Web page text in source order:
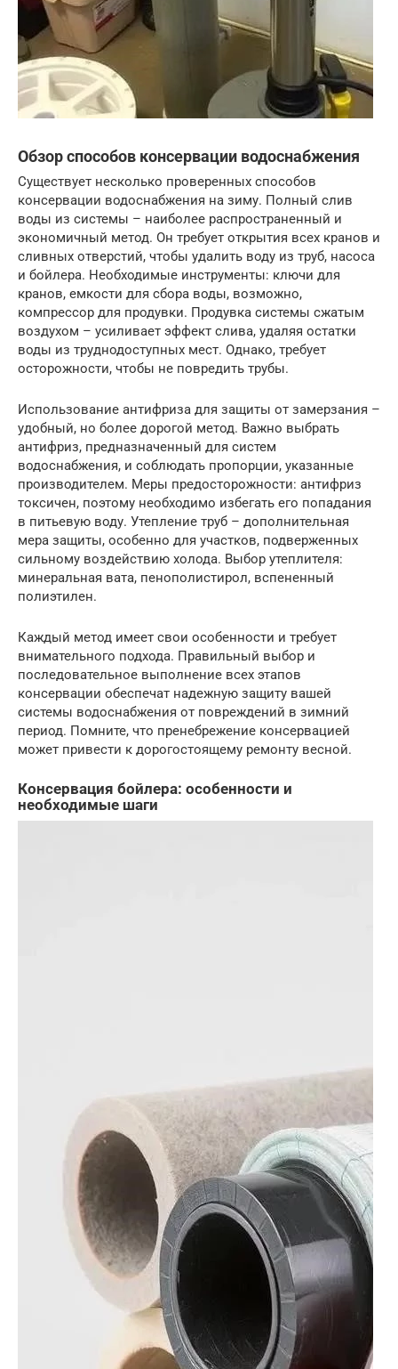
Обзор способов консервации водоснабжения
Существует несколько проверенных способов
консервации водоснабжения на зиму. Полный слив
воды из системы – наиболее распространенный и
экономичный метод. Он требует открытия всех кранов и
сливных отверстий, чтобы удалить воду из труб, насоса
и бойлера. Необходимые инструменты: ключи для
кранов, емкости для сбора воды, возможно,
компрессор для продувки. Продувка системы сжатым
воздухом – усиливает эффект слива, удаляя остатки
воды из труднодоступных мест. Однако, требует
осторожности, чтобы не повредить трубы.
Использование антифриза для защиты от замерзания –
удобный, но более дорогой метод. Важно выбрать
антифриз, предназначенный для систем
водоснабжения, и соблюдать пропорции, указанные
производителем. Меры предосторожности: антифриз
токсичен, поэтому необходимо избегать его попадания
в питьевую воду. Утепление труб – дополнительная
мера защиты, особенно для участков, подверженных
сильному воздействию холода. Выбор утеплителя:
минеральная вата, пенополистирол, вспененный
полиэтилен.
Каждый метод имеет свои особенности и требует
внимательного подхода. Правильный выбор и
последовательное выполнение всех этапов
консервации обеспечат надежную защиту вашей
системы водоснабжения от повреждений в зимний
период. Помните, что пренебрежение консервацией
может привести к дорогостоящему ремонту весной.
Консервация бойлера: особенности и
необходимые шаги